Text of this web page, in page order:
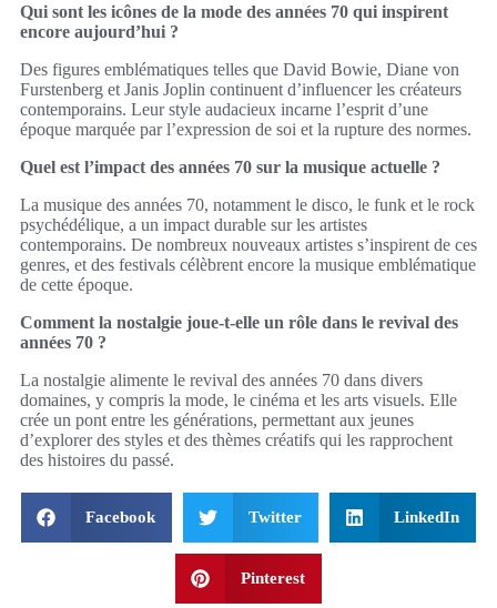
Qui sont les icônes de la mode des années 70 qui inspirent
encore aujourd’hui ?
Des figures emblématiques telles que David Bowie, Diane von
Furstenberg et Janis Joplin continuent d’influencer les créateurs
contemporains. Leur style audacieux incarne l’esprit d’une
époque marquée par l’expression de soi et la rupture des normes.
Quel est l’impact des années 70 sur la musique actuelle ?
La musique des années 70, notamment le disco, le funk et le rock
psychédélique, a un impact durable sur les artistes
contemporains. De nombreux nouveaux artistes s’inspirent de ces
genres, et des festivals célèbrent encore la musique emblématique
de cette époque.
Comment la nostalgie joue-t-elle un rôle dans le revival des
années 70 ?
La nostalgie alimente le revival des années 70 dans divers
domaines, y compris la mode, le cinéma et les arts visuels. Elle
crée un pont entre les générations, permettant aux jeunes
d’explorer des styles et des thèmes créatifs qui les rapprochent
des histoires du passé.
Facebook Twitter LinkedIn
Pinterest